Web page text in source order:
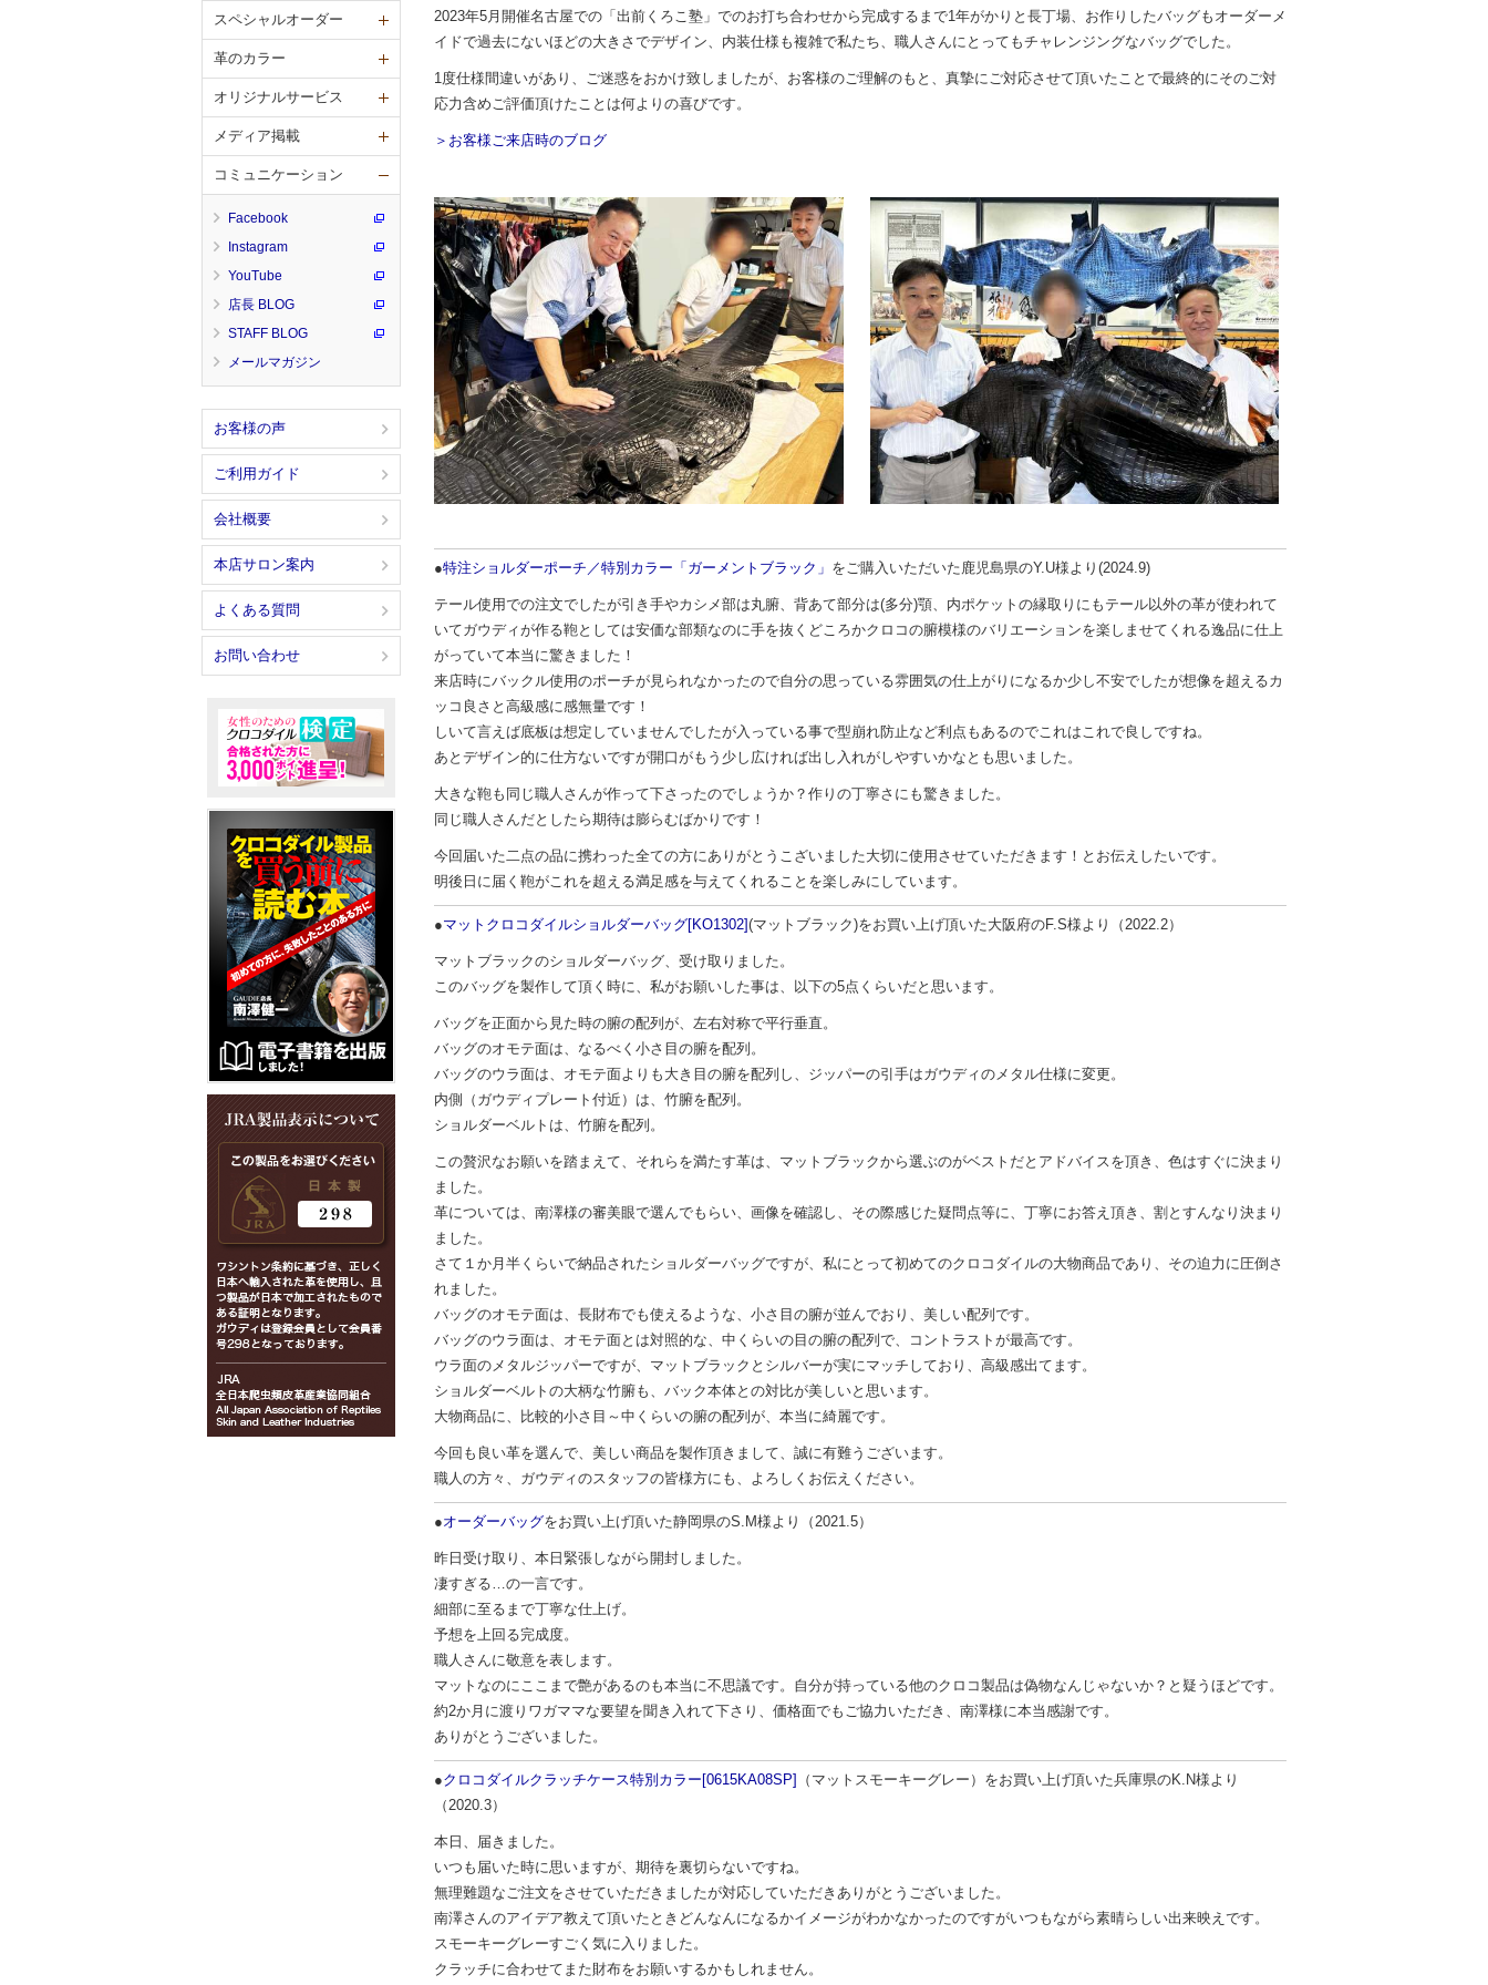
2023年5月開催名古屋での「出前くろこ塾」でのお打ち合わせから完成するまで1年がかりと長丁場、お作りしたバッグもオーダーメ
イドで過去にないほどの大きさでデザイン、内装仕様も複雑で私たち、職人さんにとってもチャレンジングなバッグでした。
1度仕様間違いがあり、ご迷惑をおかけ致しましたが、お客様のご理解のもと、真摯にご対応させて頂いたことで最終的にそのご対
応力含めご評価頂けたことは何よりの喜びです。
＞お客様ご来店時のブログ
●特注ショルダーポーチ／特別カラー「ガーメントブラック」 をご購入いただいた鹿児島県のY.U様より(2024.9)
テール使用での注文でしたが引き手やカシメ部は丸腑、背あて部分は(多分)顎、内ポケットの縁取りにもテール以外の革が使われて
いてガウディが作る鞄としては安価な部類なのに手を抜くどころかクロコの腑模様のバリエーションを楽しませてくれる逸品に仕上
がっていて本当に驚きました！
来店時にバックル使用のポーチが見られなかったので自分の思っている雰囲気の仕上がりになるか少し不安でしたが想像を超えるカ
ッコ良さと高級感に感無量です！
しいて言えば底板は想定していませんでしたが入っている事で型崩れ防止など利点もあるのでこれはこれで良しですね。
あとデザイン的に仕方ないですが開口がもう少し広ければ出し入れがしやすいかなとも思いました。
大きな鞄も同じ職人さんが作って下さったのでしょうか？作りの丁寧さにも驚きました。
同じ職人さんだとしたら期待は膨らむばかりです！
今回届いた二点の品に携わった全ての方にありがとうこざいました大切に使用させていただきます！とお伝えしたいです。
明後日に届く鞄がこれを超える満足感を与えてくれることを楽しみにしています。
●マットクロコダイルショルダーバッグ[KO1302](マットブラック)をお買い上げ頂いた大阪府のF.S様より（2022.2）
マットブラックのショルダーバッグ、受け取りました。
このバッグを製作して頂く時に、私がお願いした事は、以下の5点くらいだと思います。
バッグを正面から見た時の腑の配列が、左右対称で平行垂直。
バッグのオモテ面は、なるべく小さ目の腑を配列。
バッグのウラ面は、オモテ面よりも大き目の腑を配列し、ジッパーの引手はガウディのメタル仕様に変更。
内側（ガウディプレート付近）は、竹腑を配列。
ショルダーベルトは、竹腑を配列。
この贅沢なお願いを踏まえて、それらを満たす革は、マットブラックから選ぶのがベストだとアドバイスを頂き、色はすぐに決まり
ました。
革については、南澤様の審美眼で選んでもらい、画像を確認し、その際感じた疑問点等に、丁寧にお答え頂き、割とすんなり決まり
ました。
さて１か月半くらいで納品されたショルダーバッグですが、私にとって初めてのクロコダイルの大物商品であり、その迫力に圧倒さ
れました。
バッグのオモテ面は、長財布でも使えるような、小さ目の腑が並んでおり、美しい配列です。
バッグのウラ面は、オモテ面とは対照的な、中くらいの目の腑の配列で、コントラストが最高です。
ウラ面のメタルジッパーですが、マットブラックとシルバーが実にマッチしており、高級感出てます。
ショルダーベルトの大柄な竹腑も、バック本体との対比が美しいと思います。
大物商品に、比較的小さ目～中くらいの腑の配列が、本当に綺麗です。
今回も良い革を選んで、美しい商品を製作頂きまして、誠に有難うございます。
職人の方々、ガウディのスタッフの皆様方にも、よろしくお伝えください。
●オーダーバッグをお買い上げ頂いた静岡県のS.M様より（2021.5）
昨日受け取り、本日緊張しながら開封しました。
凄すぎる…の一言です。
細部に至るまで丁寧な仕上げ。
予想を上回る完成度。
職人さんに敬意を表します。
マットなのにここまで艶があるのも本当に不思議です。自分が持っている他のクロコ製品は偽物なんじゃないか？と疑うほどです。
約2か月に渡りワガママな要望を聞き入れて下さり、価格面でもご協力いただき、南澤様に本当感謝です。
ありがとうございました。
●クロコダイルクラッチケース特別カラー[0615KA08SP]
（マットスモーキーグレー）をお買い上げ頂いた兵庫県のK.N様より
（2020.3）
本日、届きました。
いつも届いた時に思いますが、期待を裏切らないですね。
無理難題なご注文をさせていただきましたが対応していただきありがとうございました。
南澤さんのアイデア教えて頂いたときどんなんになるかイメージがわかなかったのですがいつもながら素晴らしい出来映えです。
スモーキーグレーすごく気に入りました。
クラッチに合わせてまた財布をお願いするかもしれません。
スペシャルオーダー
革のカラー
オリジナルサービス
メディア掲載
コミュニケーション
Facebook
Instagram
YouTube
店長 BLOG
STAFF BLOG
メールマガジン
お客様の声
ご利用ガイド
会社概要
本店サロン案内
よくある質問
お問い合わせ